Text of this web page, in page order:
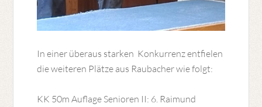
In einer überaus starken Konkurrenz entfielen
die weiteren Plätze aus Raubacher wie folgt:
KK 50m Auflage Senioren II: 6. Raimund